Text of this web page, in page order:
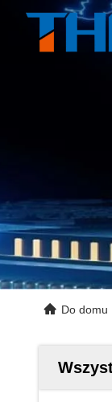
Do domu